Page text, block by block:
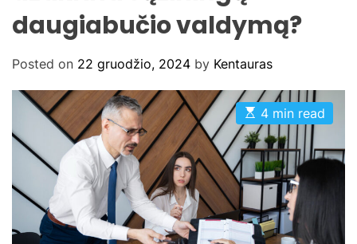
daugiabučio valdymą?
Posted on 22 gruodžio, 2024 by Kentauras
E
s
t
i
m
a
t
d
r
e
4 min read